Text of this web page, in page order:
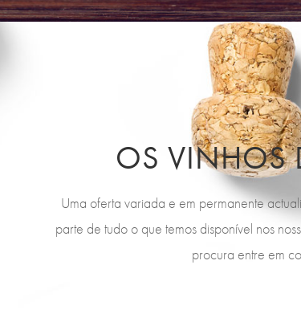
OS VINHOS
Uma oferta variada e em permanente
parte de tudo o que temos disponível nos
procura entre em